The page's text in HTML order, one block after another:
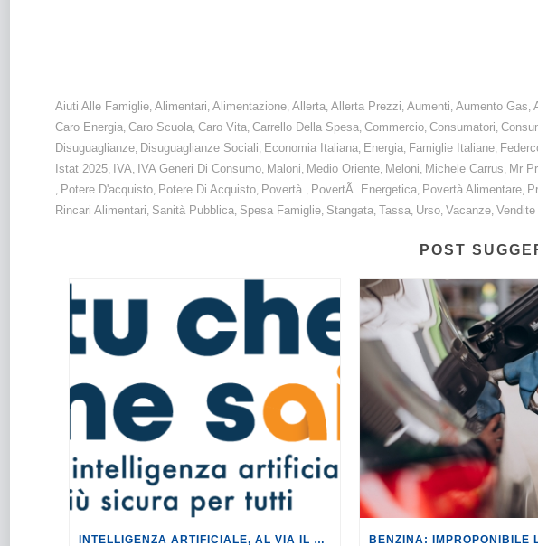
Aiuti Alle Famiglie, Alimentari, Alimentazione, Allerta, Allerta Prezzi, Aumenti, Aumento Gas,
Caro Energia, Caro Scuola, Caro Vita, Carrello Della Spesa, Commercio, Consumatori,
Disuguaglianze, Disuguaglianze Sociali, Economia Italiana, Energia, Famiglie Italiane,
Istat 2025, IVA, IVA Generi Di Consumo, Maloni, Medio Oriente, Meloni, Michele Carrus, Mr
, Potere D'acquisto, Potere Di Acquisto, Povertà , PovertÃ Energetica, Povertà Alimentare,
Rincari Alimentari, Sanità Pubblica, Spesa Famiglie, Stangata, Tassa, Urso, Vacanze, Vendite
POST
INTELLIGENZA ARTIFICIALE, AL VIA IL TOUR DI EVENTI DEL PROGETTO TU CHE NE SAI?